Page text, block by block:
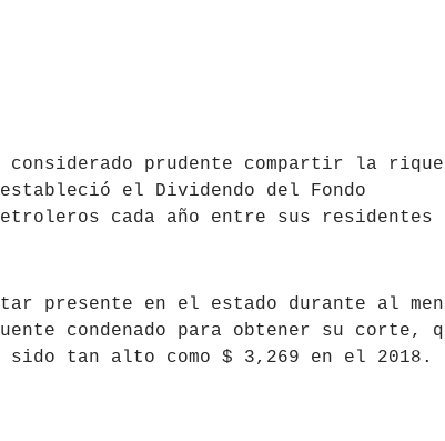
prudente compartir la
el Dividendo del Fondo
cada año entre sus residentes
presente en el estado durante al
condenado para obtener su corte,
sido tan alto como $ 3,269 en el 2018.